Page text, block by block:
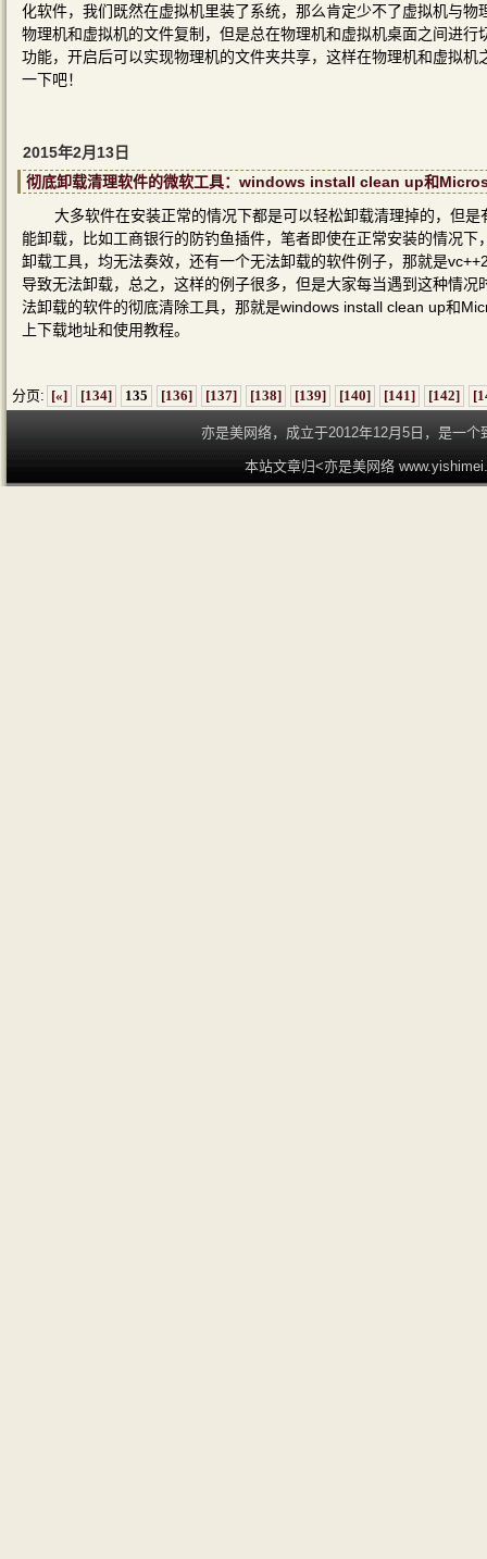
化软件，我们既然在虚拟机里装了系统，那么肯定少不了虚拟机与
物理机和虚拟机的文件复制，但是总在物理机和虚拟机桌面之间进
功能，开启后可以实现物理机的文件夹共享，这样在物理机和虚拟
一下吧！
2015年2月13日
彻底卸载清理软件的微软工具：windows install clean up和
大多软件在安装正常的情况下都是可以轻松卸载清理掉的，但
能卸载，比如工商银行的防钓鱼插件，笔者即使在正常安装的情况
卸载工具，均无法奏效，还有一个无法卸载的软件例子，那就是
导致无法卸载，总之，这样的例子很多，但是大家每当遇到这种情
法卸载的软件的彻底清除工具，那就是windows install clean up和
上下载地址和使用教程。
分页: [«] [134] 135 [136] [137] [138] [139] [140] [141] [142]
亦是美网络，成立于2012年12月5日，是一
本站文章归<亦是美网络